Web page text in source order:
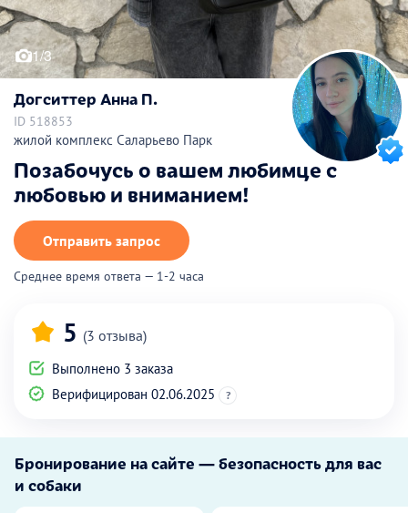
1/3
Догситтер Анна П.
ID 518853
жилой комплекс Саларьево Парк
Позабочусь о вашем любимце с
любовью и вниманием!
Отправить запрос
Среднее время ответа — 1-2 часа
5 (3 отзыва)
Выполнено 3 заказа
Верифицирован 02.06.2025
?
Бронирование на сайте — безопасность для вас
и собаки